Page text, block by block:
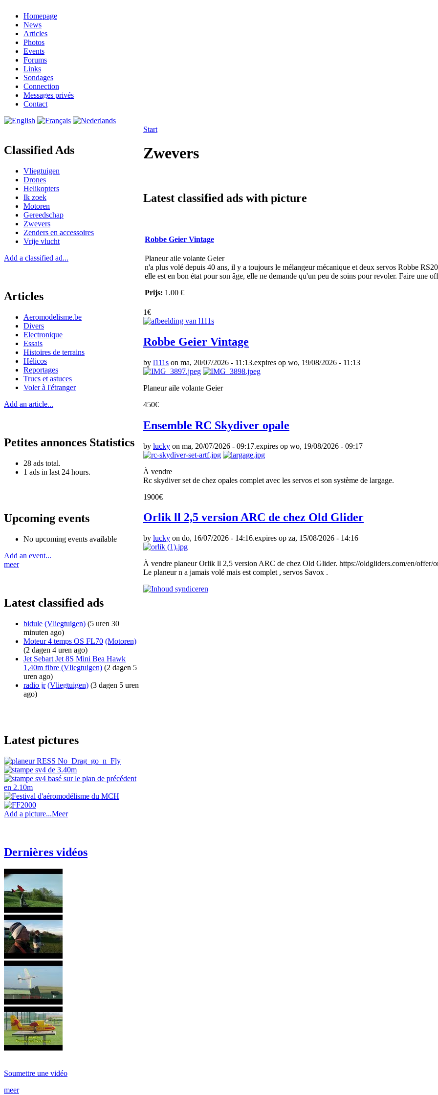
Homepage
News
Articles
Photos
Events
Forums
Links
Sondages
Connection
Messages privés
Contact
Classified Ads
Vliegtuigen
Drones
Helikopters
Ik zoek
Motoren
Gereedschap
Zwevers
Zenders en accessoires
Vrije vlucht
Add a classified ad...
Articles
Aeromodelisme.be
Divers
Electronique
Essais
Histoires de terrains
Hélicos
Reportages
Trucs et astuces
Voler à l'étranger
Add an article...
Petites annonces Statistics
28 ads total.
1 ads in last 24 hours.
Upcoming events
No upcoming events available
Add an event...
meer
Latest classified ads
bidule (Vliegtuigen) (5 uren 30
minuten ago)
Moteur 4 temps OS FL70 (Motoren)
(2 dagen 4 uren ago)
Jet Sebart Jet 8S Mini Bea Hawk
1,40m fibre (Vliegtuigen) (2 dagen 5
uren ago)
radio jr (Vliegtuigen) (3 dagen 5 uren
ago)
Latest pictures
Add a picture...Meer
Dernières vidéos
Soumettre une vidéo
meer
Start
Zwevers
Latest classified ads with picture
Robbe Geier Vintage
Planeur aile volante Geier
n'a plus volé depuis 40 ans, il y a toujours le mélangeur mécanique et deux servos Robbe
elle est en bon état pour son âge, elle ne demande qu'un peu de soins pour revoler. Faire une
Prijs: 1.00 €
1€
Robbe Geier Vintage
by l111s on ma, 20/07/2026 - 11:13.expires op wo, 19/08/2026 - 11:13
Planeur aile volante Geier
450€
Ensemble RC Skydiver opale
by lucky on ma, 20/07/2026 - 09:17.expires op wo, 19/08/2026 - 09:17
À vendre
Rc skydiver set de chez opales complet avec les servos et son système de largage.
1900€
Orlik ll 2,5 version ARC de chez Old Glider
by lucky on do, 16/07/2026 - 14:16.expires op za, 15/08/2026 - 14:16
À vendre planeur Orlik ll 2,5 version ARC de chez Old Glider. https://oldgliders.com/en/offer/
Le planeur n a jamais volé mais est complet , servos Savox .